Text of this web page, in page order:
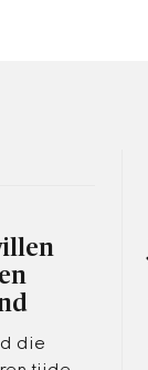
die